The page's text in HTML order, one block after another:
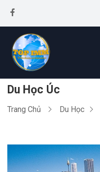
Du Học Úc
Trang Chủ Du Học